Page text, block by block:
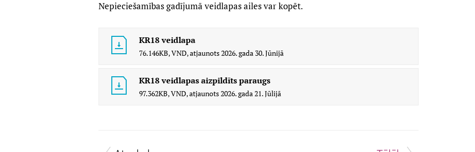
Nepieciešamības gadījumā veidlapas ailes var kopēt.
KR18 veidlapa
76.146KB,VND,atjaunots2026. gada 30. Jūnijā
KR18 veidlapas aizpildīts paraugs
97.362KB,VND,atjaunots2026. gada 21. Jūlijā